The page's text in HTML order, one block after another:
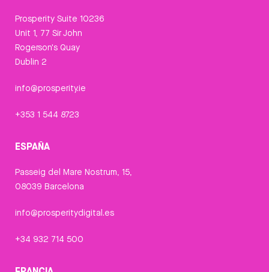
Prosperity Suite 10236
Unit 1, 77 Sir John
Rogerson's Quay
Dublin 2
info@prosperity.ie
+353 1 544 8723
ESPAÑA
Passeig del Mare Nostrum, 15,
08039 Barcelona
info@prosperitydigital.es
+34 932 714 500